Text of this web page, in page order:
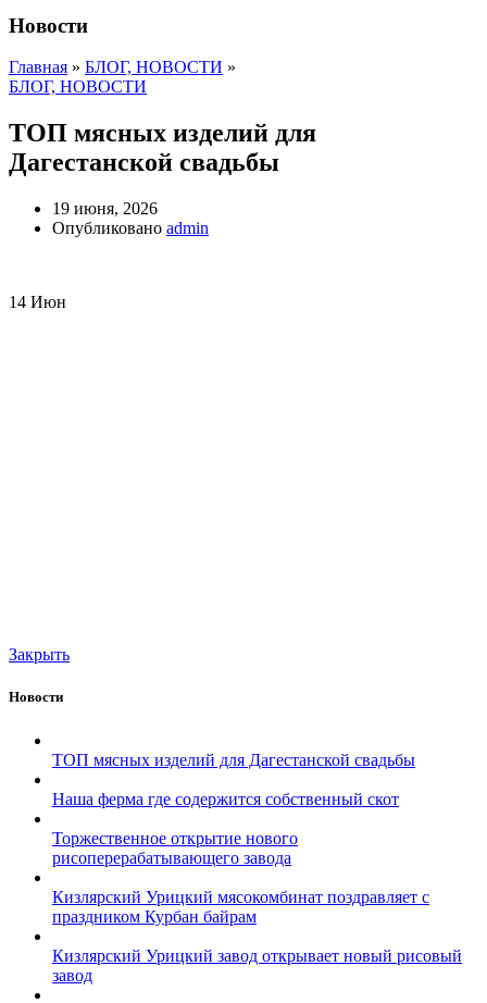
Новости
Главная » БЛОГ, НОВОСТИ »
БЛОГ, НОВОСТИ
ТОП мясных изделий для
Дагестанской свадьбы
19 июня, 2026
Опубликовано admin
14 Июн
Закрыть
Новости
ТОП мясных изделий для Дагестанской свадьбы
Наша ферма где содержится собственный скот
Торжественное открытие нового
рисоперерабатывающего завода
Кизлярский Урицкий мясокомбинат поздравляет с
праздником Курбан байрам
Кизлярский Урицкий завод открывает новый рисовый
завод